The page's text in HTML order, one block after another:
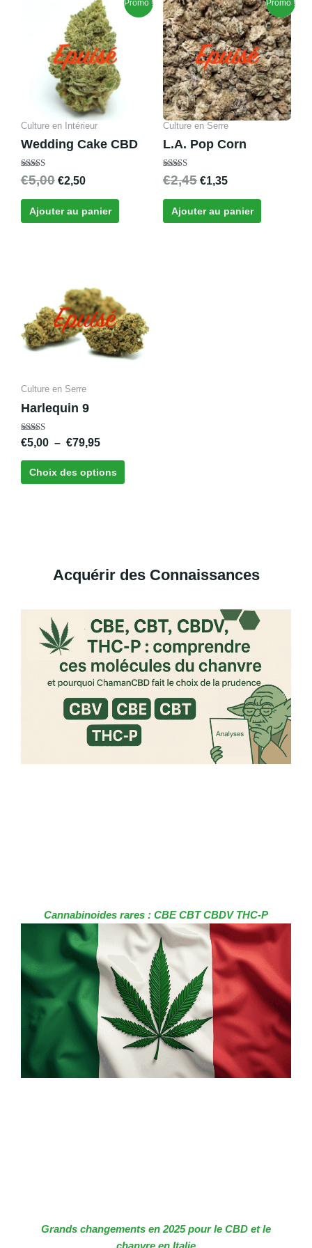
Promo !
Culture en Intérieur
Wedding Cake CBD
Note
4.00
€5,00
prix
initial
était :
€5,00.
€2,50
prix
actuel
est :
€2,50.
Ajouter au panier
Promo !
Culture en Serre
L.A. Pop Corn
Note
5.00
€2,45
prix
initial
était :
€2,45.
€1,35
prix
actuel
est :
€1,35.
Ajouter au panier
Culture en Serre
Harlequin 9
Note
4.63
€5,00 – €79,95
prix :
€5,00
à
€79,95
Choix des options
plusieurs
variations.
Les
options
page
du
Acquérir des Connaissances
Cannabinoides rares : CBE CBT CBDV THC-P
Grands changements en 2025 pour le CBD et le
chanvre en Italie